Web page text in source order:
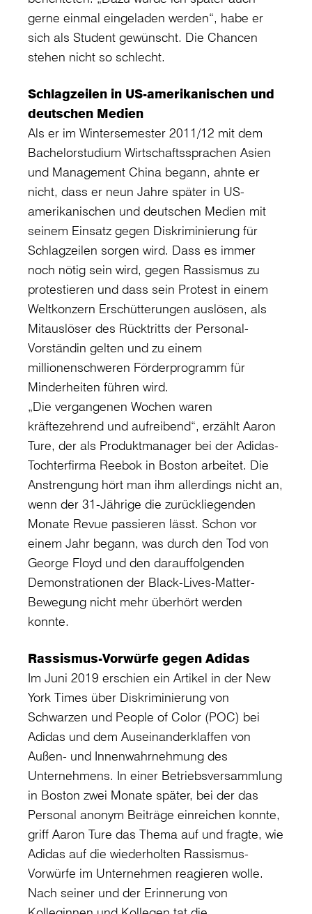
gerne einmal eingeladen werden“, habe er
sich als Student gewünscht. Die Chancen
stehen nicht so schlecht.
Schlagzeilen in US-amerikanischen und
deutschen Medien
Als er im Wintersemester 2011/12 mit dem
Bachelorstudium Wirtschaftssprachen Asien
und Management China begann, ahnte er
nicht, dass er neun Jahre später in US-
amerikanischen und deutschen Medien mit
seinem Einsatz gegen Diskriminierung für
Schlagzeilen sorgen wird. Dass es immer
noch nötig sein wird, gegen Rassismus zu
protestieren und dass sein Protest in einem
Weltkonzern Erschütterungen auslösen, als
Mitauslöser des Rücktritts der Personal-
Vorständin gelten und zu einem
millionenschweren Förderprogramm für
Minderheiten führen wird.
„Die vergangenen Wochen waren
kräftezehrend und aufreibend“, erzählt Aaron
Ture, der als Produktmanager bei der Adidas-
Tochterfirma Reebok in Boston arbeitet. Die
Anstrengung hört man ihm allerdings nicht an,
wenn der 31-Jährige die zurückliegenden
Monate Revue passieren lässt. Schon vor
einem Jahr begann, was durch den Tod von
George Floyd und den darauffolgenden
Demonstrationen der Black-Lives-Matter-
Bewegung nicht mehr überhört werden
konnte.
Rassismus-Vorwürfe gegen Adidas
Im Juni 2019 erschien ein Artikel in der New
York Times über Diskriminierung von
Schwarzen und People of Color (POC) bei
Adidas und dem Auseinanderklaffen von
Außen- und Innenwahrnehmung des
Unternehmens. In einer Betriebsversammlung
in Boston zwei Monate später, bei der das
Personal anonym Beiträge einreichen konnte,
griff Aaron Ture das Thema auf und fragte, wie
Adidas auf die wiederholten Rassismus-
Vorwürfe im Unternehmen reagieren wolle.
Nach seiner und der Erinnerung von